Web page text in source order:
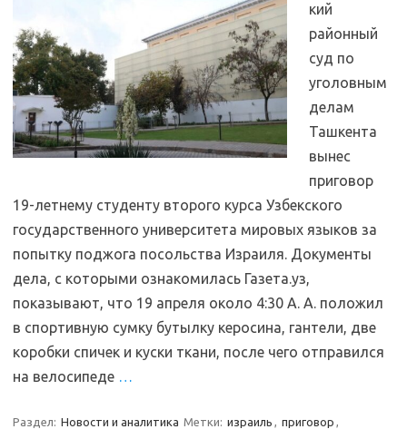
кий
районный
суд по
уголовным
делам
Ташкента
вынес
приговор
19-летнему студенту второго курса Узбекского
государственного университета мировых языков за
попытку поджога посольства Израиля. Документы
дела, с которыми ознакомилась Газета.уз,
показывают, что 19 апреля около 4:30 А. А. положил
в спортивную сумку бутылку керосина, гантели, две
коробки спичек и куски ткани, после чего отправился
на велосипеде …
Раздел: Новости и аналитика Метки: израиль , приговор ,